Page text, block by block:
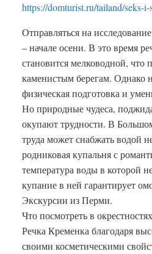
https://domturist.ru/tailand/seks-
Отправляться на
– начале осени. В это время
становится мелководной, что
каменистым берегам. Однако
физическая подготовка и
Но природные чудеса,
окупают трудности. В
труда может снабжать водой
родниковая купальня с
температура воды в которой
купание в ней гарантирует
Экскурсии из Перми.
Что посмотреть в
Речка Кременка благодаря
своими косметическими